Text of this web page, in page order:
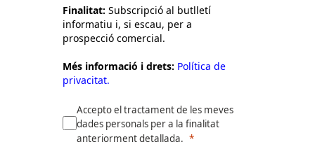
Finalitat: Subscripció al butlletí
informatiu i, si escau, per a
prospecció comercial.
Més informació i drets: Política de
privacitat.
Accepto el tractament de les meves
dades personals per a la finalitat
anteriorment detallada.